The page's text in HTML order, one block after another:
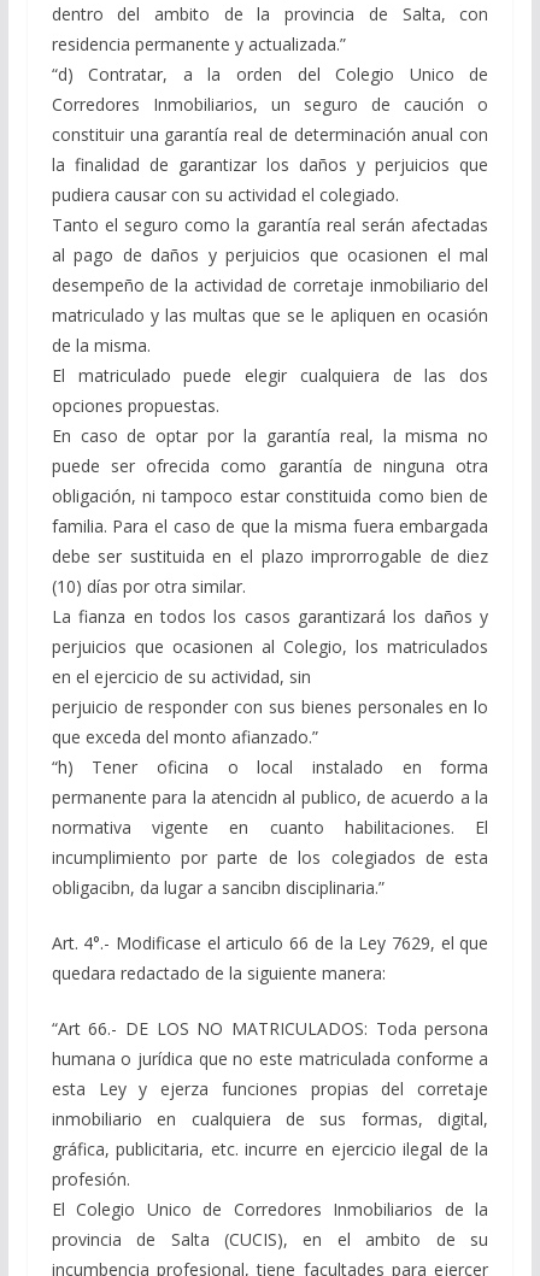
dentro del ambito de la provincia de Salta, con
residencia permanente y actualizada.”
“d) Contratar, a la orden del Colegio Unico de
Corredores Inmobiliarios, un seguro de caución o
constituir una garantía real de determinación anual con
la finalidad de garantizar los daños y perjuicios que
pudiera causar con su actividad el colegiado.
Tanto el seguro como la garantía real serán afectadas
al pago de daños y perjuicios que ocasionen el mal
desempeño de la actividad de corretaje inmobiliario del
matriculado y las multas que se le apliquen en ocasión
de la misma.
El matriculado puede elegir cualquiera de las dos
opciones propuestas.
En caso de optar por la garantía real, la misma no
puede ser ofrecida como garantía de ninguna otra
obligación, ni tampoco estar constituida como bien de
familia. Para el caso de que la misma fuera embargada
debe ser sustituida en el plazo improrrogable de diez
(10) días por otra similar.
La fianza en todos los casos garantizará los daños y
perjuicios que ocasionen al Colegio, los matriculados
en el ejercicio de su actividad, sin
perjuicio de responder con sus bienes personales en lo
que exceda del monto afianzado.”
“h) Tener oficina o local instalado en forma
permanente para la atencidn al publico, de acuerdo a la
normativa vigente en cuanto habilitaciones. El
incumplimiento por parte de los colegiados de esta
obligacibn, da lugar a sancibn disciplinaria.”
Art. 4°.- Modificase el articulo 66 de la Ley 7629, el que
quedara redactado de la siguiente manera:
“Art 66.- DE LOS NO MATRICULADOS: Toda persona
humana o jurídica que no este matriculada conforme a
esta Ley y ejerza funciones propias del corretaje
inmobiliario en cualquiera de sus formas, digital,
gráfica, publicitaria, etc. incurre en ejercicio ilegal de la
profesión.
El Colegio Unico de Corredores Inmobiliarios de la
provincia de Salta (CUCIS), en el ambito de su
incumbencia profesional, tiene facultades para ejercer